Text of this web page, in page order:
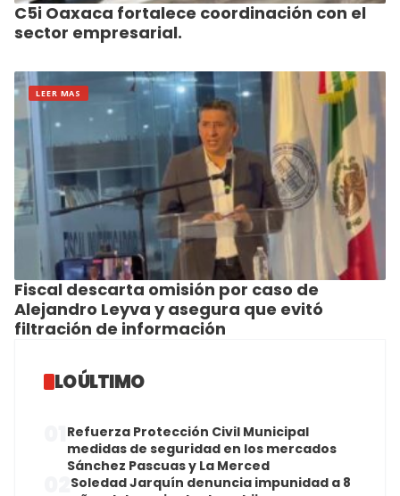
C5i Oaxaca fortalece coordinación con el
sector empresarial.
LEER MAS
Fiscal descarta omisión por caso de
Alejandro Leyva y asegura que evitó
filtración de información
LO ÚLTIMO
Refuerza Protección Civil Municipal
medidas de seguridad en los mercados
Sánchez Pascuas y La Merced
Soledad Jarquín denuncia impunidad a 8